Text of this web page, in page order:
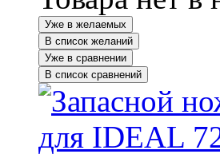
Уже в желаемых
В список желаний
Уже в сравнении
В список сравнений